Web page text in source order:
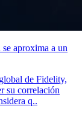
aproxima a un
de Fidelity,
su correlación
q..